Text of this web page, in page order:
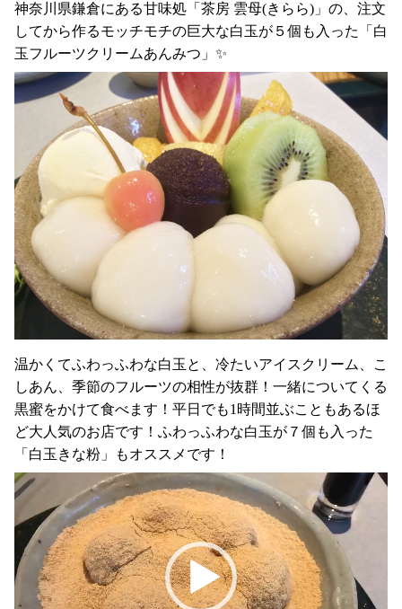
神奈川県鎌倉にある甘味処「茶房 雲母(きらら)」の、注文
してから作るモッチモチの巨大な白玉が５個も入った「白
玉フルーツクリームあんみつ」✨
温かくてふわっふわな白玉と、冷たいアイスクリーム、こ
しあん、季節のフルーツの相性が抜群！一緒についてくる
黒蜜をかけて食べます！平日でも1時間並ぶこともあるほ
ど大人気のお店です！ ふわっふわな白玉が７個も入った
「白玉きな粉」もオススメです！
動
プ
レ
ー